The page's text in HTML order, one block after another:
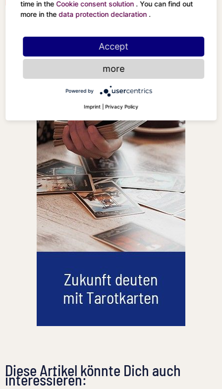
Diese Artikel könnte Dich auch
interessieren:
time in theCookie consent solution . You can find out
more in thedata protection declaration .
Accept
more
Powered by
Imprint Privacy Policy